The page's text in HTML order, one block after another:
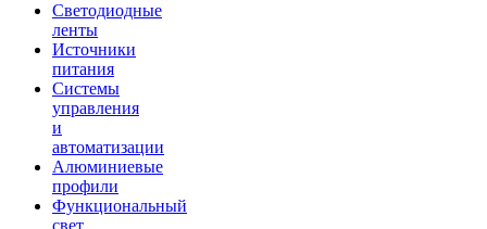
Светодиодные
ленты
Источники
питания
Системы
управления
и
автоматизации
Алюминиевые
профили
Функциональный
свет